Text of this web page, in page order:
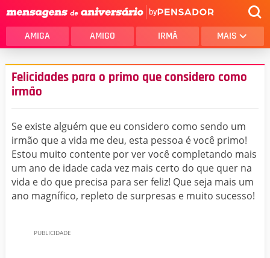
by
AMIGA AMIGO IRMÃ MAIS
Felicidades para o primo que considero como
irmão
Se existe alguém que eu considero como sendo um
irmão que a vida me deu, esta pessoa é você primo!
Estou muito contente por ver você completando mais
um ano de idade cada vez mais certo do que quer na
vida e do que precisa para ser feliz! Que seja mais um
ano magnífico, repleto de surpresas e muito sucesso!